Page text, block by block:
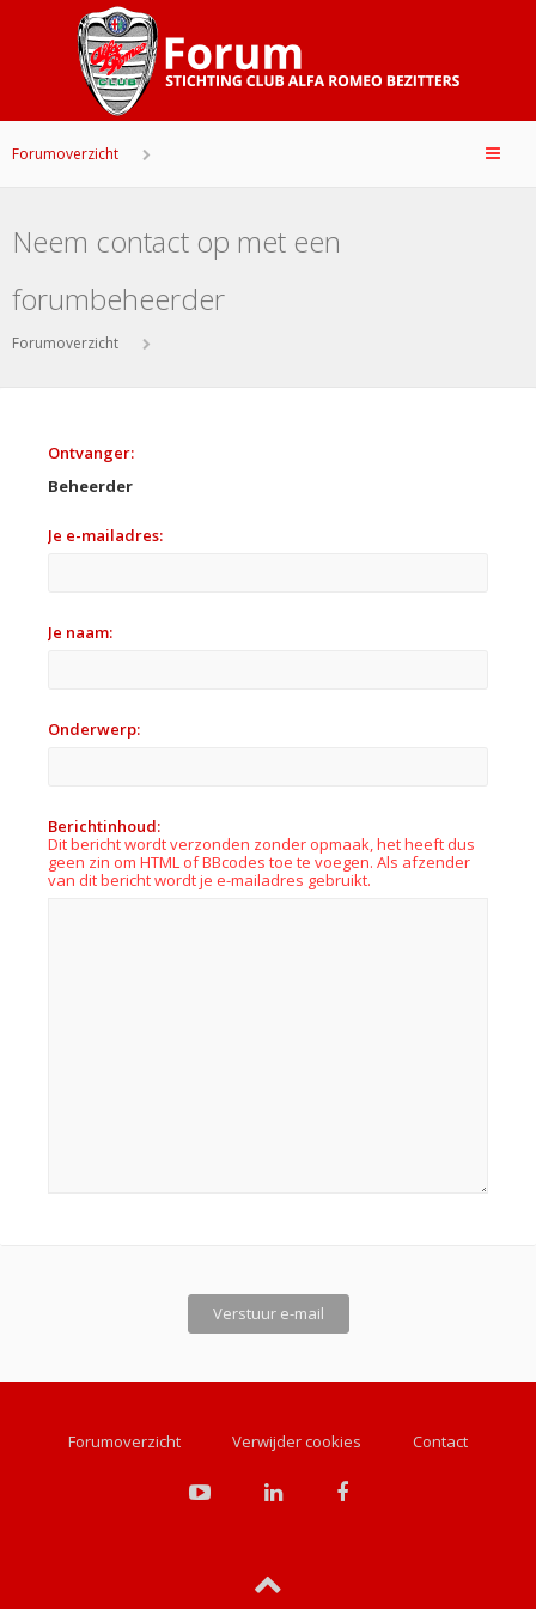
Forumoverzicht
Neem contact op met een
forumbeheerder
Forumoverzicht
Ontvanger:
Beheerder
Je e-mailadres:
Je naam:
Onderwerp:
Berichtinhoud:
Dit bericht wordt verzonden zonder opmaak, het heeft dus
geen zin om HTML of BBcodes toe te voegen. Als afzender
van dit bericht wordt je e-mailadres gebruikt.
Forumoverzicht Verwijder cookies Contact